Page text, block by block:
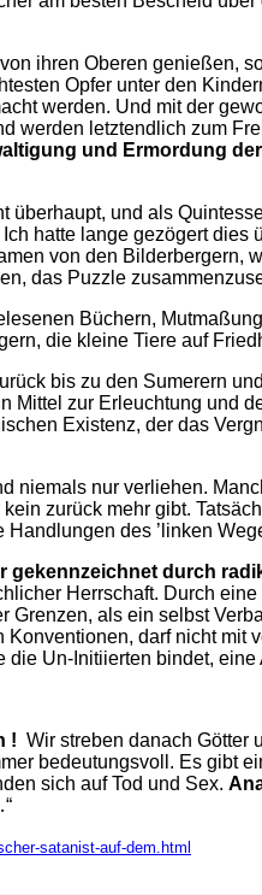
ihren Oberen genießen,
Opfer unter den
werden. Und mit der
werden letztendlich zum
und Ermordung
überhaupt, und als
hatte lange gezögert
von den
das Puzzle
Büchern,
die kleine Tiere auf
bis zu den Sumerern
zur Erleuchtung und
Existenz, der das
niemals nur verliehen.
zurück mehr gibt.
des ’linken
gekennzeichnet durch
Herrschaft. Durch
Grenzen, als ein selbst
darf nicht
Un-Initiierten bindet,
! Wir streben danach Götter
bedeutungsvoll. Es gibt
sich auf Tod und Sex.
satanist-auf-dem.html